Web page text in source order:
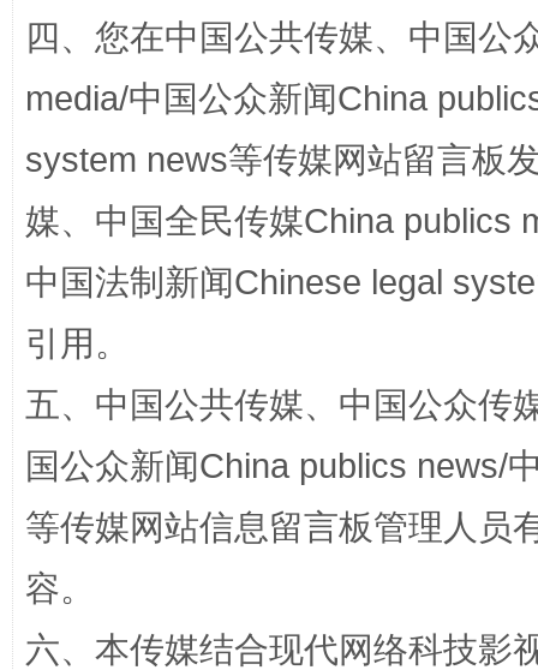
国家大学科技园优化重塑工作
四、您在中国公共传媒、中国公
media/中国公众新闻China
system news等传媒网站留言板
媒、中国全民传媒China publics
中国法制新闻Chinese legal
引用。
五、中国公共传媒、中国公众传
国公众新闻China publics news/
等传媒网站信息留言板管理人员
容。
六、本传媒结合现代网络科技影